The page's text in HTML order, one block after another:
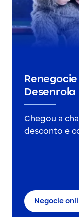
Desenrola
Chegou a
desconto e
Negocie